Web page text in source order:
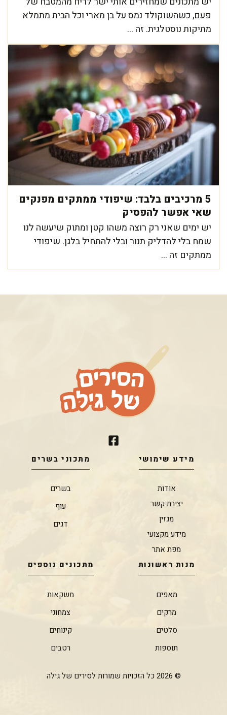
פעם, כשהשוקולד נמס על בן מארי וכל הבית מתמלא
מתיקות נוסטלגית. זה ...
5 מרכיבים בלבד: שיפודי ממתקים מפנקים
שאי אפשר להפסיק
יש ימים שאני רק רוצה משהו קטן ומתוק שיעשה לנו
שמח בלי להדליק תנור ובלי להתחיל בלגן. שיפודי
ממתקים זה ...
מידע שימושי
אודות
יצירת קשר
מגזין
מידע מקצועי
מפת אתר
מתכוני בשרים
בשרים
עוף
דגים
מנות ראשונות
מאפים
מרקים
סלטים
תוספות
מתכונים נוספים
משקאות
צמחוני
קינוחים
רטבים
© 2026 כל הזכויות שמורות לסירים של גילה